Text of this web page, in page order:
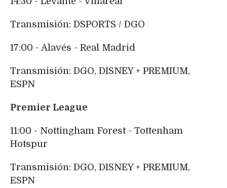
Transmisión: DSPORTS / DGO
17:00 - Alavés - Real Madrid
Transmisión: DGO, DISNEY + PREMIUM,
ESPN
Premier League
11:00 - Nottingham Forest - Tottenham
Hotspur
Transmisión: DGO, DISNEY + PREMIUM,
ESPN